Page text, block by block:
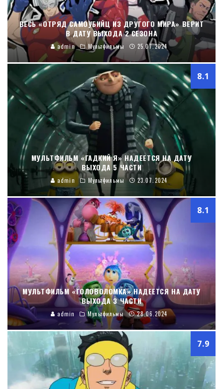
ВЕСЬ «ОТРЯД САМОУБИЙЦ ИЗ ДРУГОГО МИРА» ВЕРИТ
В ДАТУ ВЫХОДА 2 СЕЗОНА
admin Мультфильмы 25.07.2024
8.1
МУЛЬТФИЛЬМ «ГАДКИЙ Я» НАДЕЕТСЯ НА ДАТУ
ВЫХОДА 5 ЧАСТИ
admin Мультфильмы 23.07.2024
8.1
МУЛЬТФИЛЬМ «ГОЛОВОЛОМКА» НАДЕЕТСЯ НА ДАТУ
ВЫХОДА 3 ЧАСТИ
admin Мультфильмы 28.06.2024
7.9